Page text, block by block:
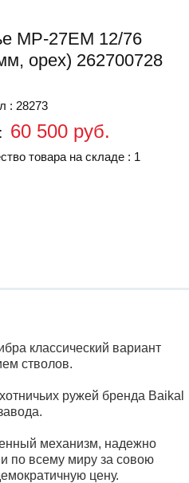
МР-27ЕМ 12/76
орех) 262700728
: 28273
60 500 руб.
товара на складе : 1
классический вариант
стволов.
ружей бренда Baikal
механизм, надежно
по всему миру за совою
цену.